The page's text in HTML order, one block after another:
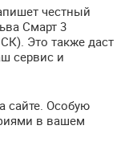
честный
Смарт 3
Это также даст
сервис и
сайте. Особую
в вашем